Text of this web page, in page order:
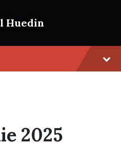
Huedin
2025